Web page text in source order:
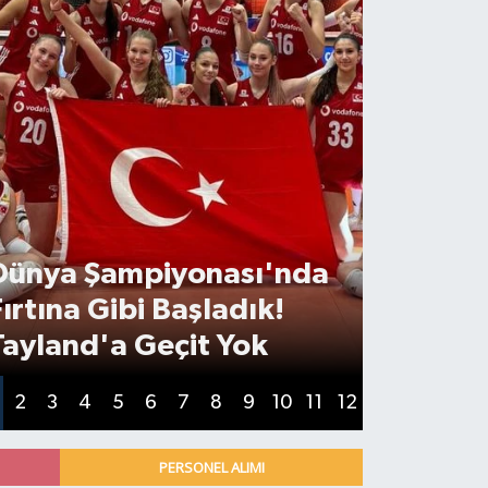
Şampiyonası'nda
Gibi Başladık!
Geçit Yok
2 3 4 5 6 7 8 9 10 12